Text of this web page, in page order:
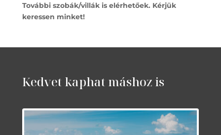
További szobák/villák is elérhetőek. Kérjük
keressen minket!
Kedvet kaphat máshoz is